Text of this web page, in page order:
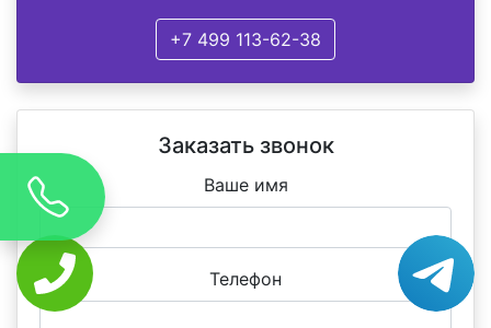
+7 499 113-62-38
Заказать звонок
Ваше имя
Телефон